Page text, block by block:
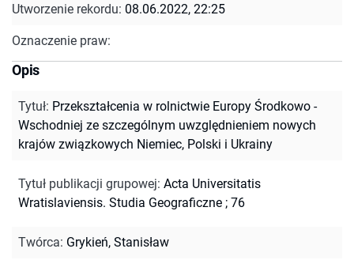
Utworzenie rekordu: 08.06.2022, 22:25
Oznaczenie praw:
Opis
Tytuł: Przekształcenia w rolnictwie Europy Środkowo -
Wschodniej ze szczególnym uwzględnieniem nowych
krajów związkowych Niemiec, Polski i Ukrainy
Tytuł publikacji grupowej: Acta Universitatis
Wratislaviensis. Studia Geograficzne ; 76
Twórca: Grykień, Stanisław